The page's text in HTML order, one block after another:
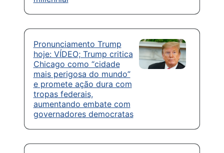
Pronunciamento Trump
hoje: VÍDEO; Trump critica
Chicago como “cidade
mais perigosa do mundo”
e promete ação dura com
tropas federais,
aumentando embate com
governadores democratas